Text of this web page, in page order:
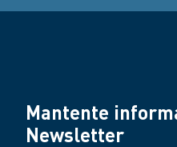
Mantente
Newsletter